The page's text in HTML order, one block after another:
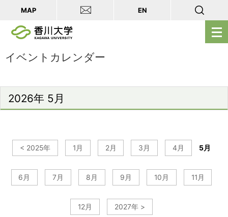
メ
ニ
く
MAP EN
イベントカレンダー
2026年 5月
< 2025年 1月 2月 3月 4月 5月
6月 7月 8月 9月 10月 11月
12月 2027年 >